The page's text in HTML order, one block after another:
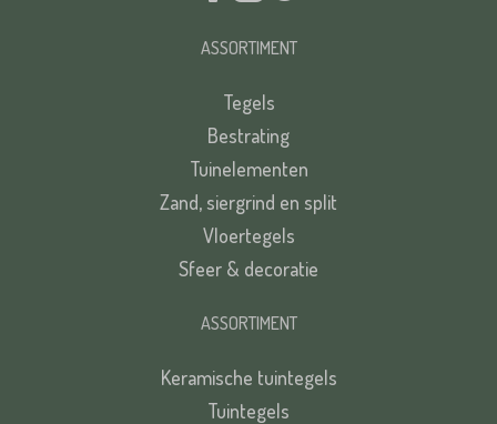
ASSORTIMENT
Tegels
Bestrating
Tuinelementen
Zand, siergrind en split
Vloertegels
Sfeer & decoratie
ASSORTIMENT
Keramische tuintegels
Tuintegels